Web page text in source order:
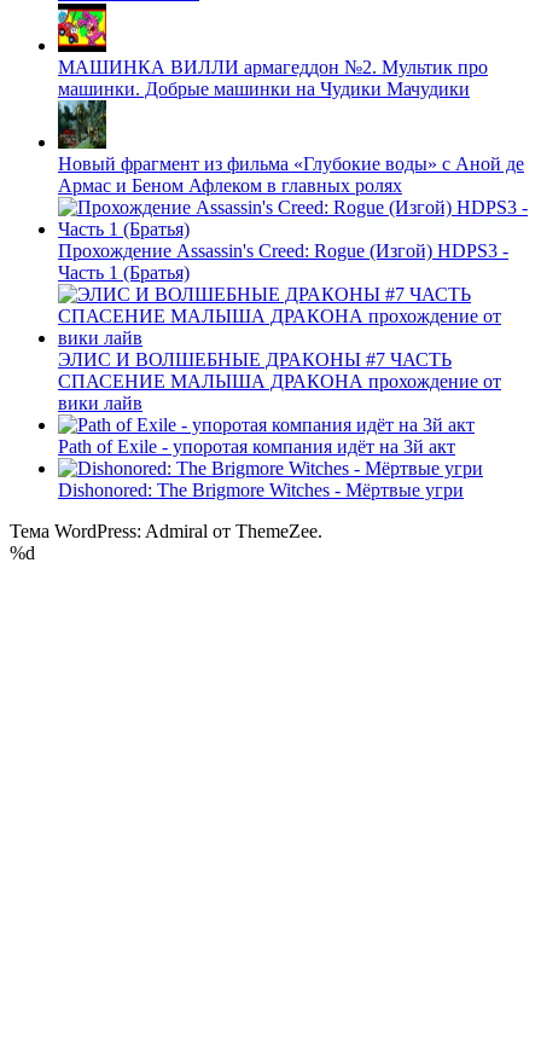
МАШИНКА ВИЛЛИ армагеддон №2. Мультик про
машинки. Добрые машинки на Чудики Мачудики
Новый фрагмент из фильма «Глубокие воды» с Аной де
Армас и Беном Афлеком в главных ролях
Прохождение Assassin's Creed: Rogue (Изгой) HDPS3 -
Часть 1 (Братья)
ЭЛИС И ВОЛШЕБНЫЕ ДРАКОНЫ #7 ЧАСТЬ
СПАСЕНИЕ МАЛЫША ДРАКОНА прохождение от
вики лайв
Path of Exile - упоротая компания идёт на 3й акт
Dishonored: The Brigmore Witches - Мёртвые угри
Тема WordPress: Admiral от ThemeZee.
%d